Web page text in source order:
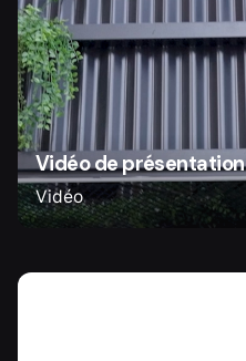
Vidéo de présentation
Vidéo